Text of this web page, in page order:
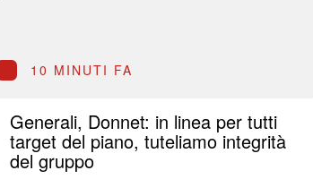
10 MINUTI FA
Generali, Donnet: in linea per tutti
target del piano, tuteliamo integrità
del gruppo